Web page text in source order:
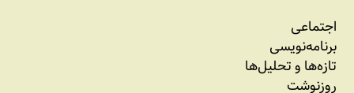
اجتماعی
برنامه‏‌نویسی
تازه‌‌ها و تحلیل‌ها
روزنوشت